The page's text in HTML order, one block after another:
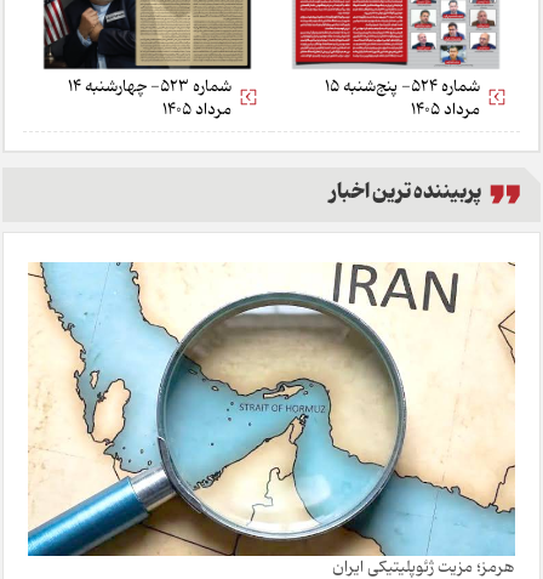
شماره 524- پنج‌شنبه 15
مرداد 1405
شماره 523- چهارشنبه 14
مرداد 1405
پربیننده ترین اخبار
هرمز؛ مزیت ژئوپلیتیکی ایران